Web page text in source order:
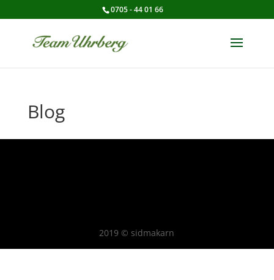
0705 - 44 01 66
Blog
2019 © sidmakarn